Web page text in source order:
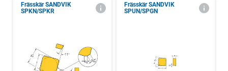
Frässkär SANDVIK
SPKN/SPKR
Frässkär SANDVIK
SPUN/SPGN